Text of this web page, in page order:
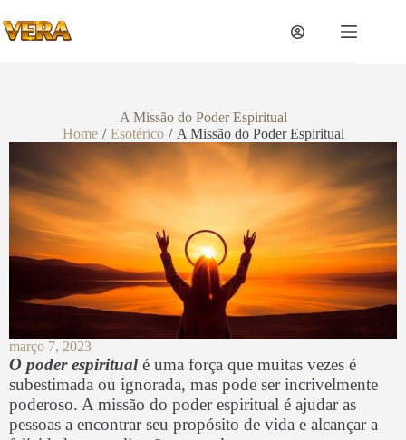
A Missão do Poder Espiritual
Home / Esotérico / A Missão do Poder Espiritual
março 7, 2023
O poder espiritualé uma força que muitas vezes é
subestimada ou ignorada, mas pode ser incrivelmente
poderoso. A missão do poder espiritual é ajudar as
pessoas a encontrar seu propósito de vida e alcançar a